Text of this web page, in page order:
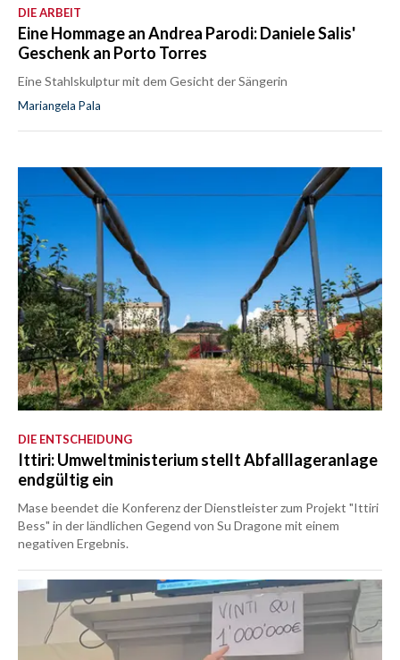
DIE ARBEIT
Eine Hommage an Andrea Parodi: Daniele Salis'
Geschenk an Porto Torres
Eine Stahlskulptur mit dem Gesicht der Sängerin
Mariangela Pala
DIE ENTSCHEIDUNG
Ittiri: Umweltministerium stellt Abfalllageranlage
endgültig ein
Mase beendet die Konferenz der Dienstleister zum Projekt "Ittiri
Bess" in der ländlichen Gegend von Su Dragone mit einem
negativen Ergebnis.